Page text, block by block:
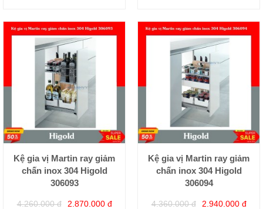
Kệ gia vị Martin ray giảm
chấn inox 304 Higold
306093
4.260.000 đ 2.870.000 đ
Kệ gia vị Martin ray giảm
chấn inox 304 Higold
306094
4.360.000 đ 2.940.000 đ